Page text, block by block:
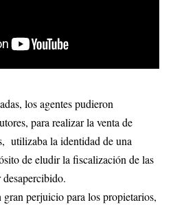
los agentes pudieron
para realizar la venta de
utilizaba la identidad de una
de eludir la fiscalización de las
desapercibido.
gran perjuicio para los propietarios,